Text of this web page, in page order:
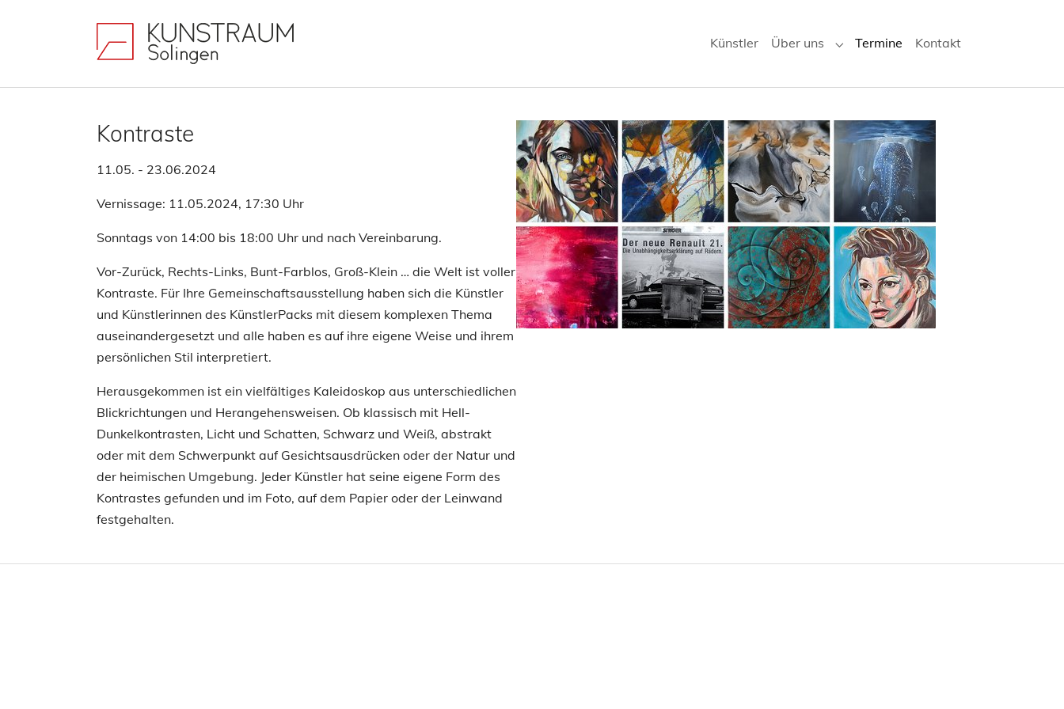
Künstler Über uns Submenu for "Über uns"
Termine Kontakt
Show larger version
Kontraste
11.05. - 23.06.2024
Vernissage: 11.05.2024, 17:30 Uhr
Sonntags von 14:00 bis 18:00 Uhr und nach Vereinbarung.
Vor-Zurück, Rechts-Links, Bunt-Farblos, Groß-Klein … die Welt ist voller
Kontraste. Für Ihre Gemeinschaftsausstellung haben sich die Künstler
und Künstlerinnen des KünstlerPacks mit diesem komplexen Thema
auseinandergesetzt und alle haben es auf ihre eigene Weise und ihrem
persönlichen Stil interpretiert.
Herausgekommen ist ein vielfältiges Kaleidoskop aus unterschiedlichen
Blickrichtungen und Herangehensweisen. Ob klassisch mit Hell-
Dunkelkontrasten, Licht und Schatten, Schwarz und Weiß, abstrakt
oder mit dem Schwerpunkt auf Gesichtsausdrücken oder der Natur und
der heimischen Umgebung. Jeder Künstler hat seine eigene Form des
Kontrastes gefunden und im Foto, auf dem Papier oder der Leinwand
festgehalten.